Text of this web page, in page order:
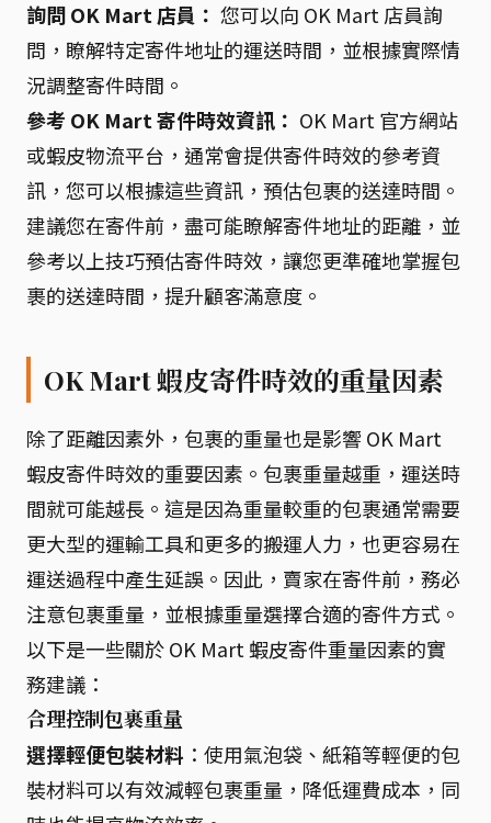
詢問 OK Mart 店員： 您可以向 OK Mart 店員詢
問，瞭解特定寄件地址的運送時間，並根據實際情
況調整寄件時間。
參考 OK Mart 寄件時效資訊： OK Mart 官方網站
或蝦皮物流平台，通常會提供寄件時效的參考資
訊，您可以根據這些資訊，預估包裹的送達時間。
建議您在寄件前，盡可能瞭解寄件地址的距離，並
參考以上技巧預估寄件時效，讓您更準確地掌握包
裹的送達時間，提升顧客滿意度。
OK Mart 蝦皮寄件時效的重量因素
除了距離因素外，包裹的重量也是影響 OK Mart
蝦皮寄件時效的重要因素。包裹重量越重，運送時
間就可能越長。這是因為重量較重的包裹通常需要
更大型的運輸工具和更多的搬運人力，也更容易在
運送過程中產生延誤。因此，賣家在寄件前，務必
注意包裹重量，並根據重量選擇合適的寄件方式。
以下是一些關於 OK Mart 蝦皮寄件重量因素的實
務建議：
合理控制包裹重量
選擇輕便包裝材料 ：使用氣泡袋、紙箱等輕便的包
裝材料可以有效減輕包裹重量，降低運費成本，同